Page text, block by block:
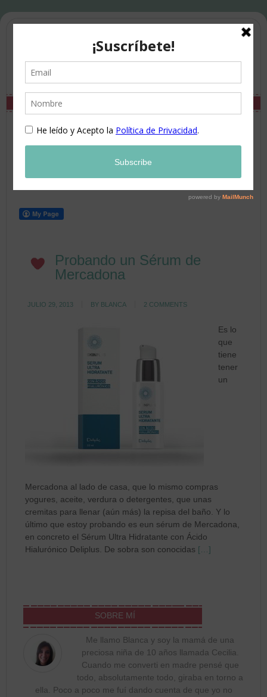
Probando un Sérum de
Mercadona
JULIO 29, 2013 BY BLANCA 2 COMMENTS
Es lo
que
tiene
tener
un
Mercadona al lado de casa, que lo mismo compras
yogures, aceite, verdura o detergentes, que unas
cremitas para llenar (aún más) la repisa del baño. Y lo
último que estoy probando es eun sérum de Mercadona,
en concreto el Sérum Ultra Hidratante con Ácido
Hialurónico Deliplus. De sobra son conocidas […]
SOBRE MÍ
Me llamo Blanca y soy la mamá de una
preciosa niña de 10 años llamada Cecilia.
Cuando me converti en madre pensé que
todo, absolutamente todo, giraba en torno a
ella. Poco a poco me fuí dando cuenta de que yo no